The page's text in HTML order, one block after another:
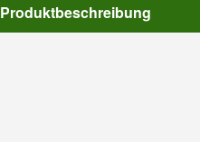
Produktbeschreibung